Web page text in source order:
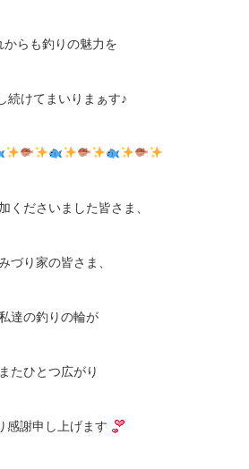
からも釣りの魅力を
続けてまいりまぁす♪
くださいました皆さま、
づり家の皆さま、
達の釣りの輪が
またひとつ広がり
感謝申し上げます